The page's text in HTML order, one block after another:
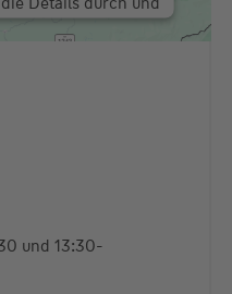
des Service zu, um
und 13:30-